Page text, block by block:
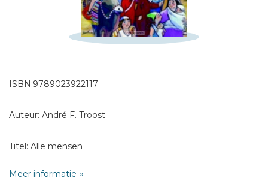
ISBN:9789023922117
Auteur: André F. Troost
Titel: Alle mensen
Ondertitel: Bijbelverhalen van Adam tot Paulus
Meer informatie
Schrijf hieronder je review!
Bericht *